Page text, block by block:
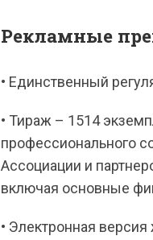
Рекламные
• Единственный
• Тираж – 1514
профессионального
Ассоциации и
включая основные
• Электронная